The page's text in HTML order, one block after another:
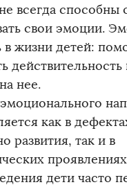
всегда способны
свои эмоции.
жизни детей:
действительность
нее.
как в
развития, так и в
дети часто